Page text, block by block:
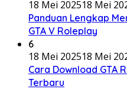
18 Mei 202518 Mei
Panduan Lengkap
GTA V Roleplay
6
18 Mei 202518 Mei
Cara Download GTA
Terbaru